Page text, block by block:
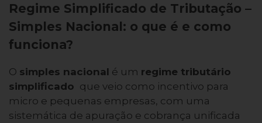
Regime Simplificado de Tributação –
Simples Nacional: o que é e como
funciona?
O simples nacional é um regime tributário
simplificado que veio como incentivo para
micro e pequenas empresas, com uma
sistemática de apuração e cobrança unificada